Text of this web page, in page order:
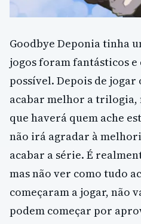
Goodbye Deponia tinha
jogos foram fantásticos
possível. Depois de
acabar melhor a trilogia,
que haverá quem ache
não irá agradar à
acabar a série. É
mas não ver como tudo
começaram a jogar, não
podem começar por